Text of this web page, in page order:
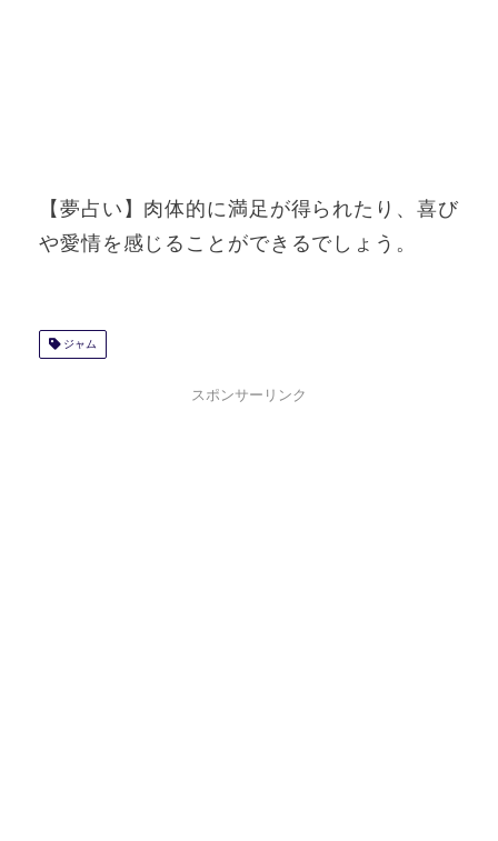
【夢占い】肉体的に満足が得られたり、喜び
や愛情を感じることができるでしょう。
ジャム
スポンサーリンク